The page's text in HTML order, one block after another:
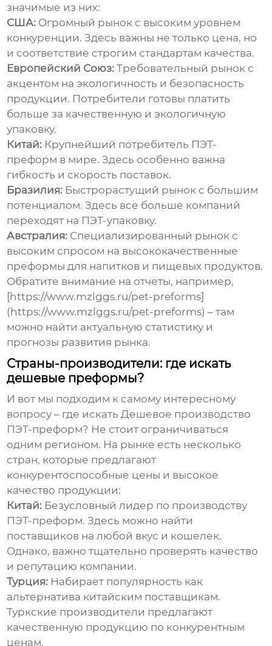
значимые из них:
США: Огромный рынок с высоким уровнем
конкуренции. Здесь важны не только цена, но
и соответствие строгим стандартам качества.
Европейский Союз: Требовательный рынок с
акцентом на экологичность и безопасность
продукции. Потребители готовы платить
больше за качественную и экологичную
упаковку.
Китай: Крупнейший потребитель ПЭТ-
преформ в мире. Здесь особенно важна
гибкость и скорость поставок.
Бразилия: Быстрорастущий рынок с большим
потенциалом. Здесь все больше компаний
переходят на ПЭТ-упаковку.
Австралия: Специализированный рынок с
высоким спросом на высококачественные
преформы для напитков и пищевых продуктов.
Обратите внимание на отчеты, например,
[https://www.mzlggs.ru/pet-preforms]
(https://www.mzlggs.ru/pet-preforms) – там
можно найти актуальную статистику и
прогнозы развития рынка.
Страны-производители: где искать
дешевые преформы?
И вот мы подходим к самому интересному
вопросу – где искатьДешевое производство
ПЭТ-преформ? Не стоит ограничиваться
одним регионом. На рынке есть несколько
стран, которые предлагают
конкурентоспособные цены и высокое
качество продукции:
Китай: Безусловный лидер по производству
ПЭТ-преформ. Здесь можно найти
поставщиков на любой вкус и кошелек.
Однако, важно тщательно проверять качество
и репутацию компании.
Турция: Набирает популярность как
альтернатива китайским поставщикам.
Туркские производители предлагают
качественную продукцию по конкурентным
ценам.